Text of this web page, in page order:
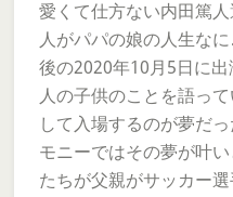
愛くて仕方ない内田篤
人がパパの娘の人生な
後の2020年10月5日に
人の子供のことを語っ
して入場するのが夢だ
モニーではその夢が叶
たちが父親がサッカー